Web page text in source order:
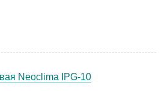
Neoclima IPG-10